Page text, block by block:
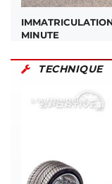
MINUTE
TECHNIQUE